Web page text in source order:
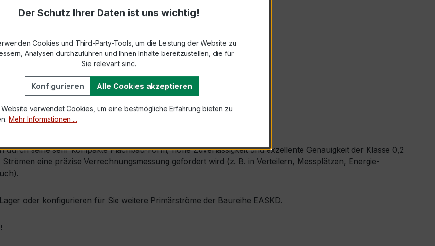
250 A, Sekundärnennstrom 5 A)
bzw. DIN EN 61869-2)
31 × 8 mm (Busbar-Durchführung)
× Ipr (Dauerstrom 1 × Primärnennstrom)
× Ipr, 1 s
möglich
durch seine sehr kompakte Flachbau-Form, hohe Zuverlässigkeit und exzellente Genauigkeit der Klasse 0,2
eine präzise Verrechnungsmessung gefordert wird (z. B. in Verteilern, Messplätzen, Energie-
oder konfigurieren für Sie weitere Primärströme der Baureihe EASKD.
Der Schutz Ihrer Daten ist uns wichtig!
Cookies und Third-Party-Tools, um die Leistung der Website zu
Analysen durchzuführen und Ihnen Inhalte bereitzustellen, die für
Sie relevant sind.
Konfigurieren Alle Cookies akzeptieren
Website verwendet Cookies, um eine bestmögliche Erfahrung bieten zu
Mehr Informationen ...